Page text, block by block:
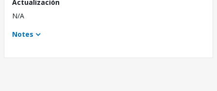
Actualización
N/A
Notes